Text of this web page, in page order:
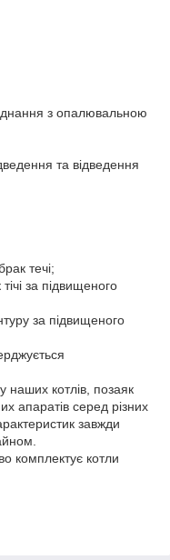
з опалювальною
та відведення
течі;
за підвищеного
за підвищеного
наших котлів, позаяк
апаратів серед різних
завжди
комплектує котли